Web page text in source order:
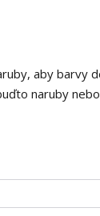
aby barvy
naruby